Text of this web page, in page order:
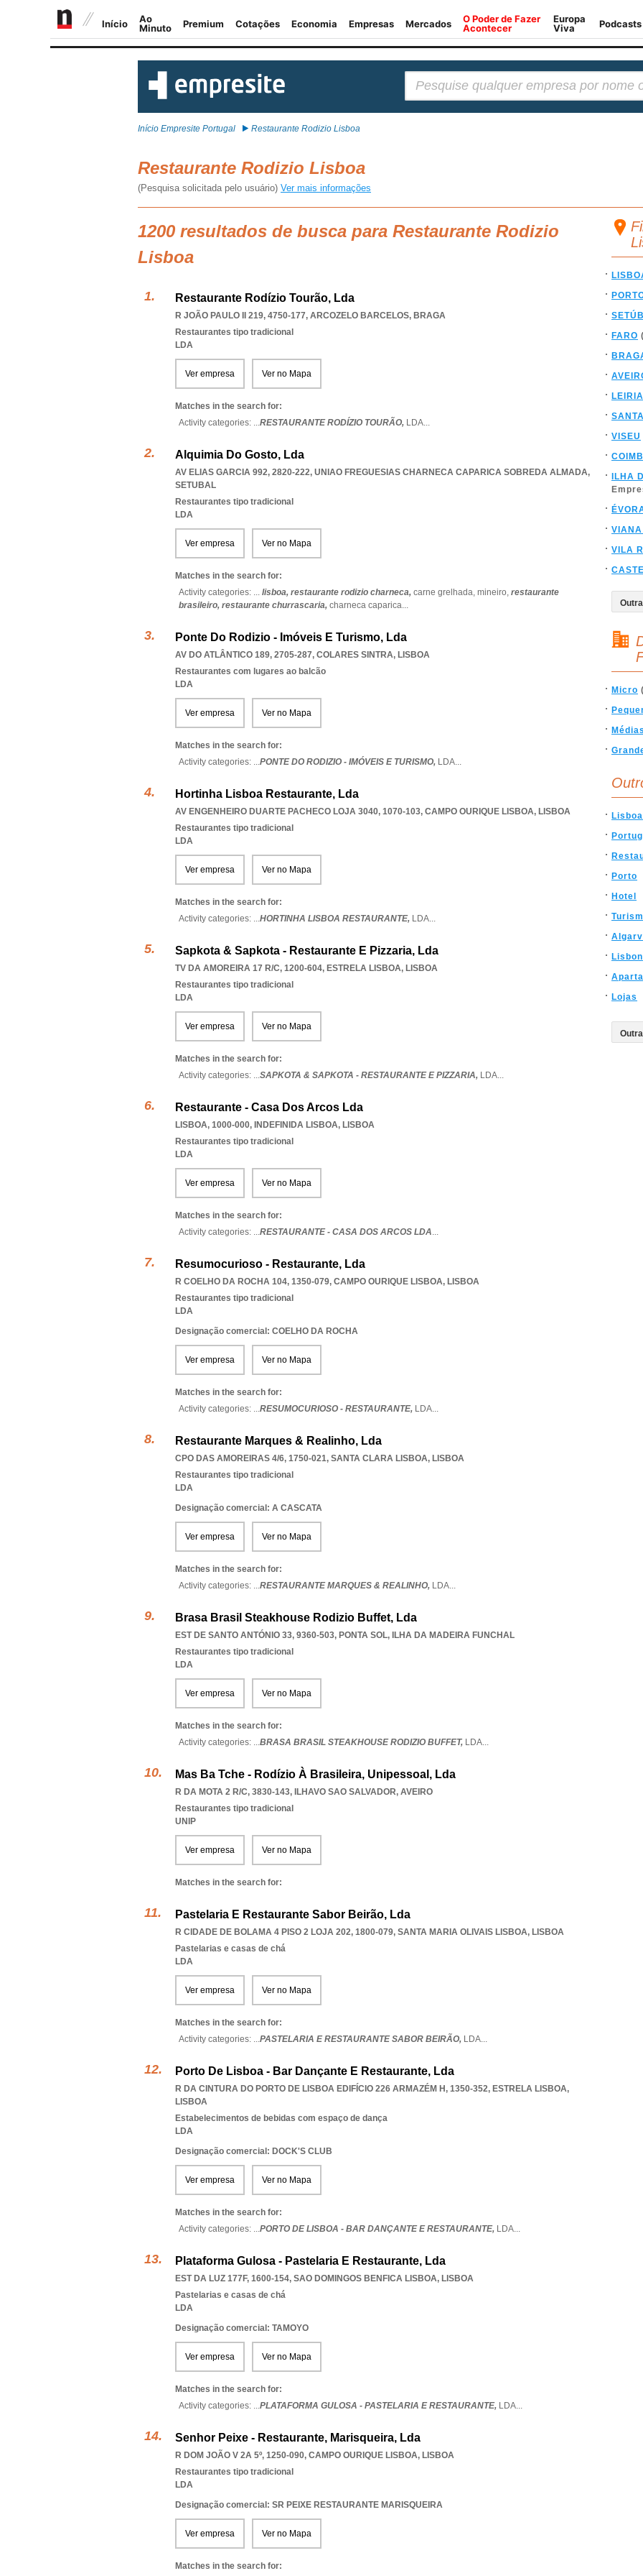
Início Empresite Portugal Restaurante Rodizio Lisboa
Restaurante Rodizio Lisboa
(Pesquisa solicitada pelo usuário) Ver mais informações
1200 resultados de busca para Restaurante Rodizio
Lisboa
Restaurante Rodízio Tourão, Lda
R JOÃO PAULO II 219, 4750-177, ARCOZELO BARCELOS, BRAGA
Restaurantes tipo tradicional
LDA
Ver empresa Ver no Mapa
Matches in the search for:
Activity categories: ...RESTAURANTE RODÍZIO TOURÃO, LDA...
Alquimia Do Gosto, Lda
AV ELIAS GARCIA 992, 2820-222, UNIAO FREGUESIAS CHARNECA CAPARICA SOBREDA ALMADA,
SETUBAL
Restaurantes tipo tradicional
LDA
Ver empresa Ver no Mapa
Matches in the search for:
Activity categories: ... lisboa, restaurante rodizio charneca, carne grelhada, mineiro, restaurante
brasileiro, restaurante churrascaria, charneca caparica...
Ponte Do Rodizio - Imóveis E Turismo, Lda
AV DO ATLÂNTICO 189, 2705-287, COLARES SINTRA, LISBOA
Restaurantes com lugares ao balcão
LDA
Ver empresa Ver no Mapa
Matches in the search for:
Activity categories: ...PONTE DO RODIZIO - IMÓVEIS E TURISMO, LDA...
Hortinha Lisboa Restaurante, Lda
AV ENGENHEIRO DUARTE PACHECO LOJA 3040, 1070-103, CAMPO OURIQUE LISBOA, LISBOA
Restaurantes tipo tradicional
LDA
Ver empresa Ver no Mapa
Matches in the search for:
Activity categories: ...HORTINHA LISBOA RESTAURANTE, LDA...
Sapkota & Sapkota - Restaurante E Pizzaria, Lda
TV DA AMOREIRA 17 R/C, 1200-604, ESTRELA LISBOA, LISBOA
Restaurantes tipo tradicional
LDA
Ver empresa Ver no Mapa
Matches in the search for:
Activity categories: ...SAPKOTA & SAPKOTA - RESTAURANTE E PIZZARIA, LDA...
Restaurante - Casa Dos Arcos Lda
LISBOA, 1000-000, INDEFINIDA LISBOA, LISBOA
Restaurantes tipo tradicional
LDA
Ver empresa Ver no Mapa
Matches in the search for:
Activity categories: ...RESTAURANTE - CASA DOS ARCOS LDA...
Resumocurioso - Restaurante, Lda
R COELHO DA ROCHA 104, 1350-079, CAMPO OURIQUE LISBOA, LISBOA
Restaurantes tipo tradicional
LDA
Designação comercial: COELHO DA ROCHA
Ver empresa Ver no Mapa
Matches in the search for:
Activity categories: ...RESUMOCURIOSO - RESTAURANTE, LDA...
Restaurante Marques & Realinho, Lda
CPO DAS AMOREIRAS 4/6, 1750-021, SANTA CLARA LISBOA, LISBOA
Restaurantes tipo tradicional
LDA
Designação comercial: A CASCATA
Ver empresa Ver no Mapa
Matches in the search for:
Activity categories: ...RESTAURANTE MARQUES & REALINHO, LDA...
Brasa Brasil Steakhouse Rodizio Buffet, Lda
EST DE SANTO ANTÓNIO 33, 9360-503, PONTA SOL, ILHA DA MADEIRA FUNCHAL
Restaurantes tipo tradicional
LDA
Ver empresa Ver no Mapa
Matches in the search for:
Activity categories: ...BRASA BRASIL STEAKHOUSE RODIZIO BUFFET, LDA...
Mas Ba Tche - Rodízio À Brasileira, Unipessoal, Lda
R DA MOTA 2 R/C, 3830-143, ILHAVO SAO SALVADOR, AVEIRO
Restaurantes tipo tradicional
UNIP
Ver empresa Ver no Mapa
Matches in the search for:
Pastelaria E Restaurante Sabor Beirão, Lda
R CIDADE DE BOLAMA 4 PISO 2 LOJA 202, 1800-079, SANTA MARIA OLIVAIS LISBOA, LISBOA
Pastelarias e casas de chá
LDA
Ver empresa Ver no Mapa
Matches in the search for:
Activity categories: ...PASTELARIA E RESTAURANTE SABOR BEIRÃO, LDA...
Porto De Lisboa - Bar Dançante E Restaurante, Lda
R DA CINTURA DO PORTO DE LISBOA EDIFÍCIO 226 ARMAZÉM H, 1350-352, ESTRELA LISBOA,
LISBOA
Estabelecimentos de bebidas com espaço de dança
LDA
Designação comercial: DOCK'S CLUB
Ver empresa Ver no Mapa
Matches in the search for:
Activity categories: ...PORTO DE LISBOA - BAR DANÇANTE E RESTAURANTE, LDA...
Plataforma Gulosa - Pastelaria E Restaurante, Lda
EST DA LUZ 177F, 1600-154, SAO DOMINGOS BENFICA LISBOA, LISBOA
Pastelarias e casas de chá
LDA
Designação comercial: TAMOYO
Ver empresa Ver no Mapa
Matches in the search for:
Activity categories: ...PLATAFORMA GULOSA - PASTELARIA E RESTAURANTE, LDA...
Senhor Peixe - Restaurante, Marisqueira, Lda
R DOM JOÃO V 2A 5º, 1250-090, CAMPO OURIQUE LISBOA, LISBOA
Restaurantes tipo tradicional
LDA
Designação comercial: SR PEIXE RESTAURANTE MARISQUEIRA
Ver empresa Ver no Mapa
Matches in the search for:
FARO
LEIRIA
VISEU
ILHA
VILA
Micro
Médias
Lisboa
Porto
Hotel
Lisbon
Lojas